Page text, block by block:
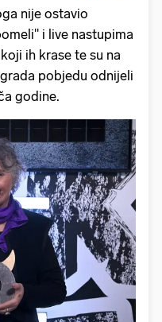
nije ostavio
i live nastupima
ih krase te su na
pobjedu odnijeli
godine.